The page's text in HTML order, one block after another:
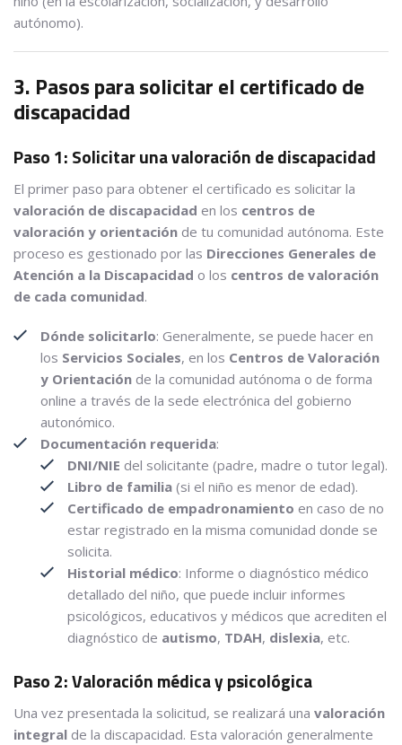
autónomo).
3. Pasos para solicitar el certificado de
discapacidad
Paso 1: Solicitar una valoración de discapacidad
El primer paso para obtener el certificado es solicitar la
valoración de discapacidad en los centros de
valoración y orientación de tu comunidad autónoma. Este
proceso es gestionado por las Direcciones Generales de
Atención a la Discapacidad o los centros de valoración
de cada comunidad.
Dónde solicitarlo: Generalmente, se puede hacer en
los Servicios Sociales, en los Centros de Valoración
y Orientación de la comunidad autónoma o de forma
online a través de la sede electrónica del gobierno
autonómico.
Documentación requerida:
DNI/NIE del solicitante (padre, madre o tutor legal).
Libro de familia (si el niño es menor de edad).
Certificado de empadronamiento en caso de no
estar registrado en la misma comunidad donde se
solicita.
Historial médico: Informe o diagnóstico médico
detallado del niño, que puede incluir informes
psicológicos, educativos y médicos que acrediten el
diagnóstico de autismo, TDAH, dislexia, etc.
Paso 2: Valoración médica y psicológica
Una vez presentada la solicitud, se realizará una valoración
integral de la discapacidad. Esta valoración generalmente